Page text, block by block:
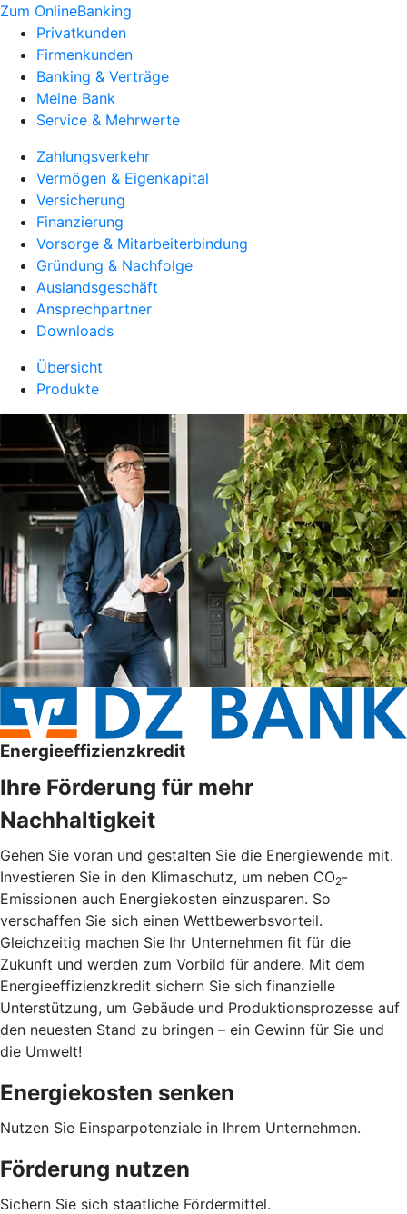
Zum OnlineBanking
Privatkunden
Firmenkunden
Banking & Verträge
Meine Bank
Service & Mehrwerte
Zahlungsverkehr
Vermögen & Eigenkapital
Versicherung
Finanzierung
Vorsorge & Mitarbeiterbindung
Gründung & Nachfolge
Auslandsgeschäft
Ansprechpartner
Downloads
Übersicht
Produkte
Energieeffizienzkredit
Ihre Förderung für mehr
Nachhaltigkeit
Gehen Sie voran und gestalten Sie die Energiewende mit.
Investieren Sie in den Klimaschutz, um neben CO2-
Emissionen auch Energiekosten einzusparen. So
verschaffen Sie sich einen Wettbewerbsvorteil.
Gleichzeitig machen Sie Ihr Unternehmen fit für die
Zukunft und werden zum Vorbild für andere. Mit dem
Energieeffizienzkredit sichern Sie sich finanzielle
Unterstützung, um Gebäude und Produktionsprozesse auf
den neuesten Stand zu bringen – ein Gewinn für Sie und
die Umwelt!
Energiekosten senken
Nutzen Sie Einsparpotenziale in Ihrem Unternehmen.
Förderung nutzen
Sichern Sie sich staatliche Fördermittel.